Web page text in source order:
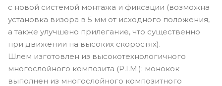
с новой системой монтажа и фиксации (возможна
установка визора в 5 мм от исходного положения,
а также улучшено прилегание, что существенно
при движении на высоких скоростях).
Шлем изготовлен из высокотехнологичного
многослойного композита (P.I.M.): монокок
выполнен из многослойного композитного